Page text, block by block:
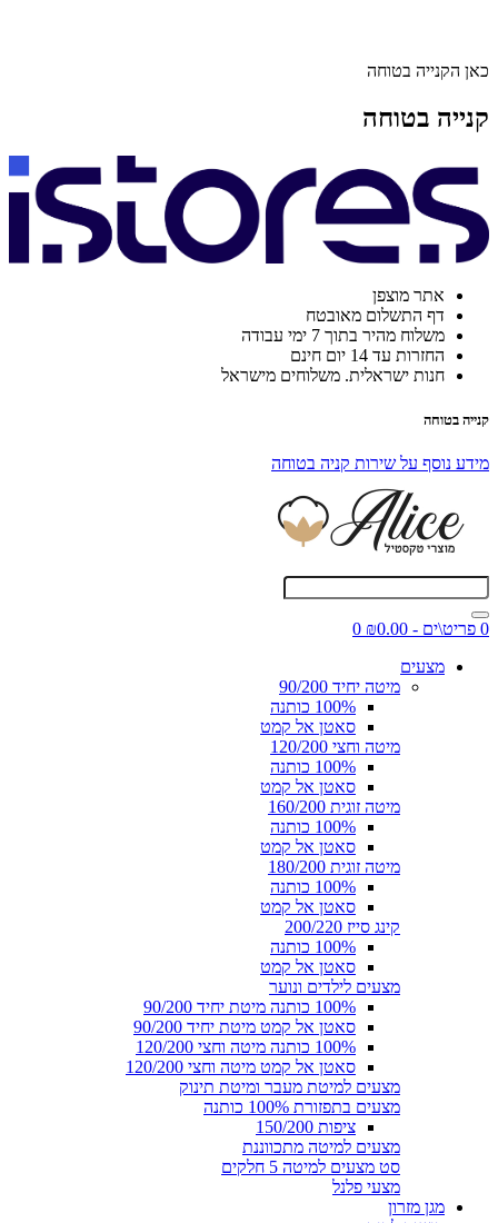
כאן הקנייה בטוחה
קנייה בטוחה
אתר מוצפן
דף התשלום מאובטח
משלוח מהיר בתוך 7 ימי עבודה
החזרות עד 14 יום חינם
חנות ישראלית. משלוחים מישראל
קנייה בטוחה
מידע נוסף על שירות קניה בטוחה
0 פריט\ים - ₪0.00
0
מצעים
מיטה יחיד 90/200
100% כותנה
סאטן אל קמט
מיטה וחצי 120/200
100% כותנה
סאטן אל קמט
מיטה זוגית 160/200
100% כותנה
סאטן אל קמט
מיטה זוגית 180/200
100% כותנה
סאטן אל קמט
קינג סייז 200/220
100% כותנה
סאטן אל קמט
מצעים לילדים ונוער
100% כותנה מיטת יחיד 90/200
סאטן אל קמט מיטת יחיד 90/200
100% כותנה מיטה וחצי 120/200
סאטן אל קמט מיטה וחצי 120/200
מצעים למיטת מעבר ומיטת תינוק
מצעים בתפזורת 100% כותנה
ציפות 150/200
מצעים למיטה מתכווננת
סט מצעים למיטה 5 חלקים
מצעי פלנל
מגן מזרון